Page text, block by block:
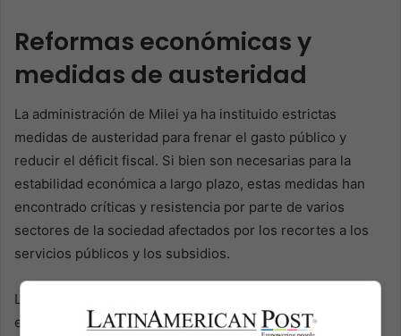
Reformas económicas y
medidas de austeridad
La administración de Milei ya ha instituido estrictas
medidas de austeridad para frenar el gasto público y
reducir el déficit fiscal. Si bien son necesarias para la
estabilidad económica a largo plazo, estas medidas han
encontrado críticas y resistencia por parte de varios
sectores de la sociedad afectados por los recortes a los
servicios públicos y los subsidios.
La agenda de reformas del presidente apunta a abordar
estos problemas estructurales creando un ambiente más